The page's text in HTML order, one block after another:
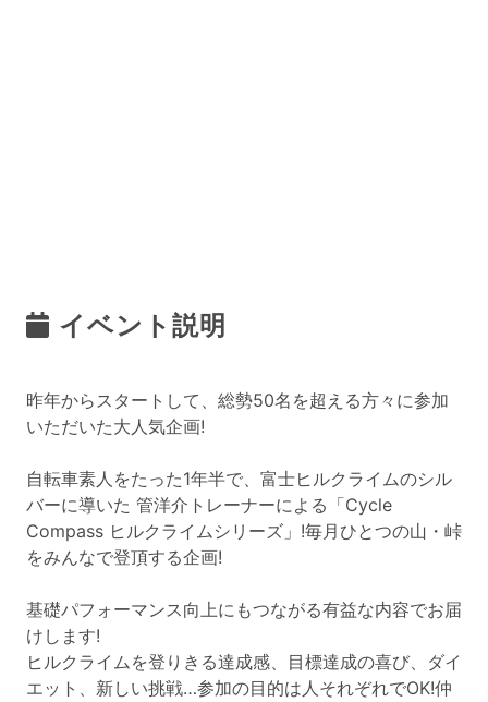
イベント説明
昨年からスタートして、総勢50名を超える方々に参加
いただいた大人気企画!
自転車素人をたった1年半で、富士ヒルクライムのシル
バーに導いた 管洋介トレーナーによる「Cycle
Compass ヒルクライムシリーズ」!毎月ひとつの山・峠
をみんなで登頂する企画!
基礎パフォーマンス向上にもつながる有益な内容でお届
けします!
ヒルクライムを登りきる達成感、目標達成の喜び、ダイ
エット、新しい挑戦…参加の目的は人それぞれでOK!仲